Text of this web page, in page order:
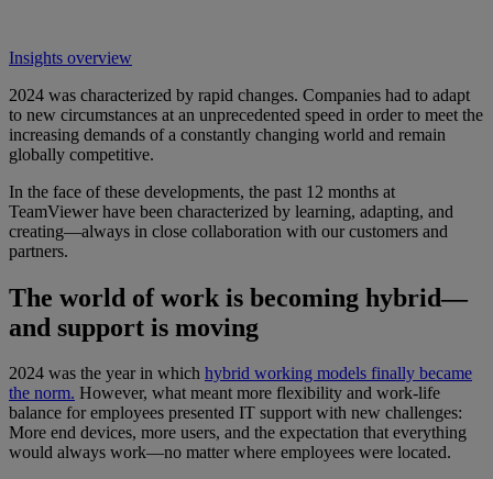
Insights overview
2024 was characterized by rapid changes. Companies had to adapt
to new circumstances at an unprecedented speed in order to meet the
increasing demands of a constantly changing world and remain
globally competitive.
In the face of these developments, the past 12 months at
TeamViewer have been characterized by learning, adapting, and
creating—always in close collaboration with our customers and
partners.
The world of work is becoming hybrid—
and support is moving
2024 was the year in which hybrid working models finally became
the norm. However, what meant more flexibility and work-life
balance for employees presented IT support with new challenges:
More end devices, more users, and the expectation that everything
would always work—no matter where employees were located.